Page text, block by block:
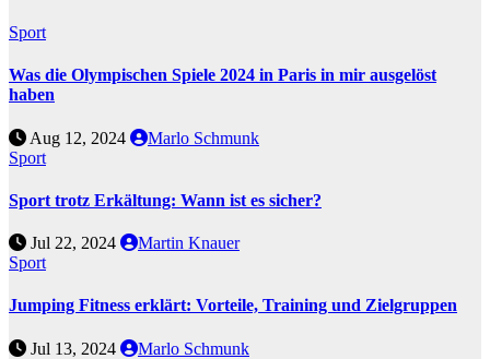
Sport
Was die Olympischen Spiele 2024 in Paris in mir ausgelöst
haben
Aug 12, 2024
Marlo Schmunk
Sport
Sport trotz Erkältung: Wann ist es sicher?
Jul 22, 2024
Martin Knauer
Sport
Jumping Fitness erklärt: Vorteile, Training und Zielgruppen
Jul 13, 2024 Marlo Schmunk